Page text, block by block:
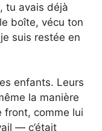
tu avais déjà
boîte, vécu ton
suis restée en
enfants. Leurs
la manière
front, comme lui
— c’était